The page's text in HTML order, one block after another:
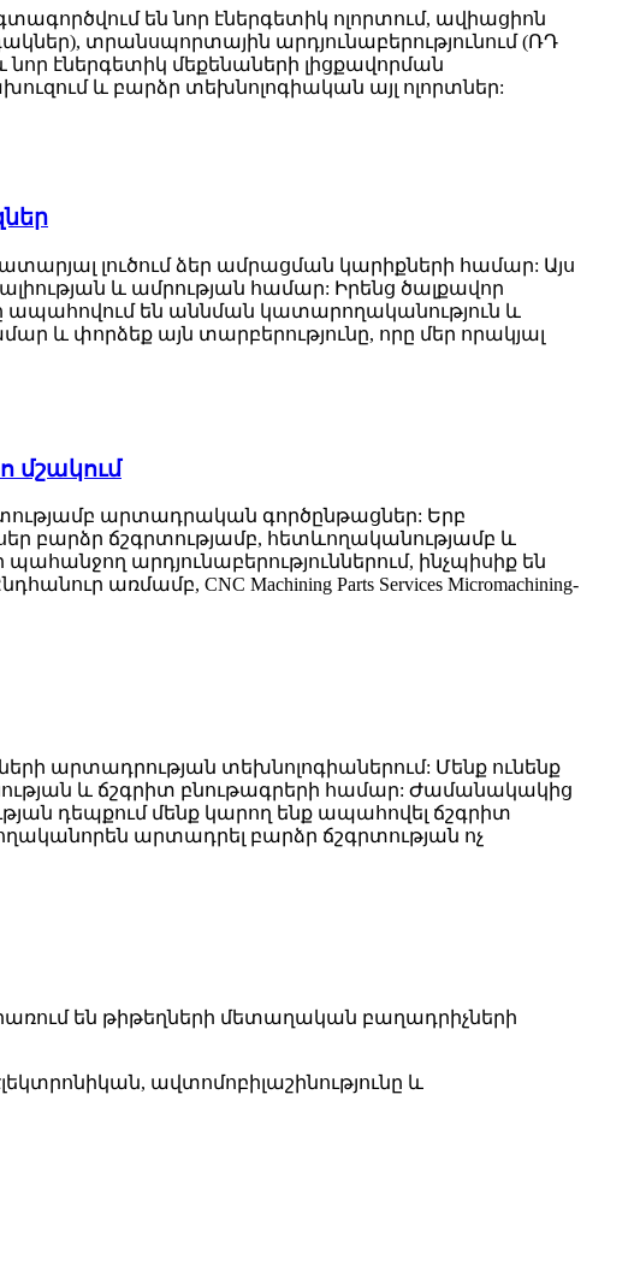
են նոր էներգետիկ ոլորտում, ավիացիոն
տրանսպորտային արդյունաբերությունում (ՌԴ
էներգետիկ մեքենաների լիցքավորման
և բարձր տեխնոլոգիական այլ ոլորտներ:
լուծում ձեր ամրացման կարիքների համար: Այս
և ամրության համար: Իրենց ծալքավոր
ապահովում են աննման կատարողականություն և
և փորձեք այն տարբերությունը, որը մեր որակյալ
մշակում
արտադրական գործընթացներ: Երբ
բարձր ճշգրտությամբ, հետևողականությամբ և
արդյունաբերություններում, ինչպիսիք են
առմամբ, CNC Machining Parts Services Micromachining-
արտադրության տեխնոլոգիաներում: Մենք ունենք
և ճշգրիտ բնութագրերի համար: Ժամանակակից
դեպքում մենք կարող ենք ապահովել ճշգրիտ
արտադրել բարձր ճշգրտության ոչ
ներառում են թիթեղների մետաղական բաղադրիչների
ավտոմոբիլաշինությունը և